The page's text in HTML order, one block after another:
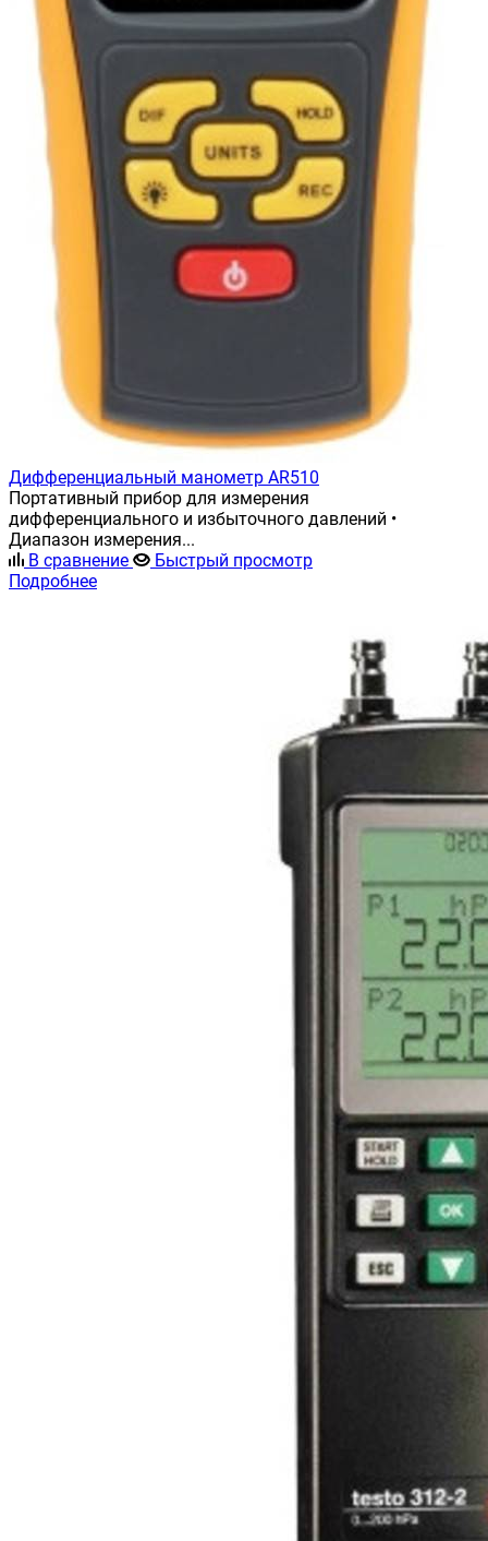
Дифференциальный манометр AR510
Портативный прибор для измерения
дифференциального и избыточного давлений •
Диапазон измерения...
В сравнение
Быстрый просмотр
Подробнее